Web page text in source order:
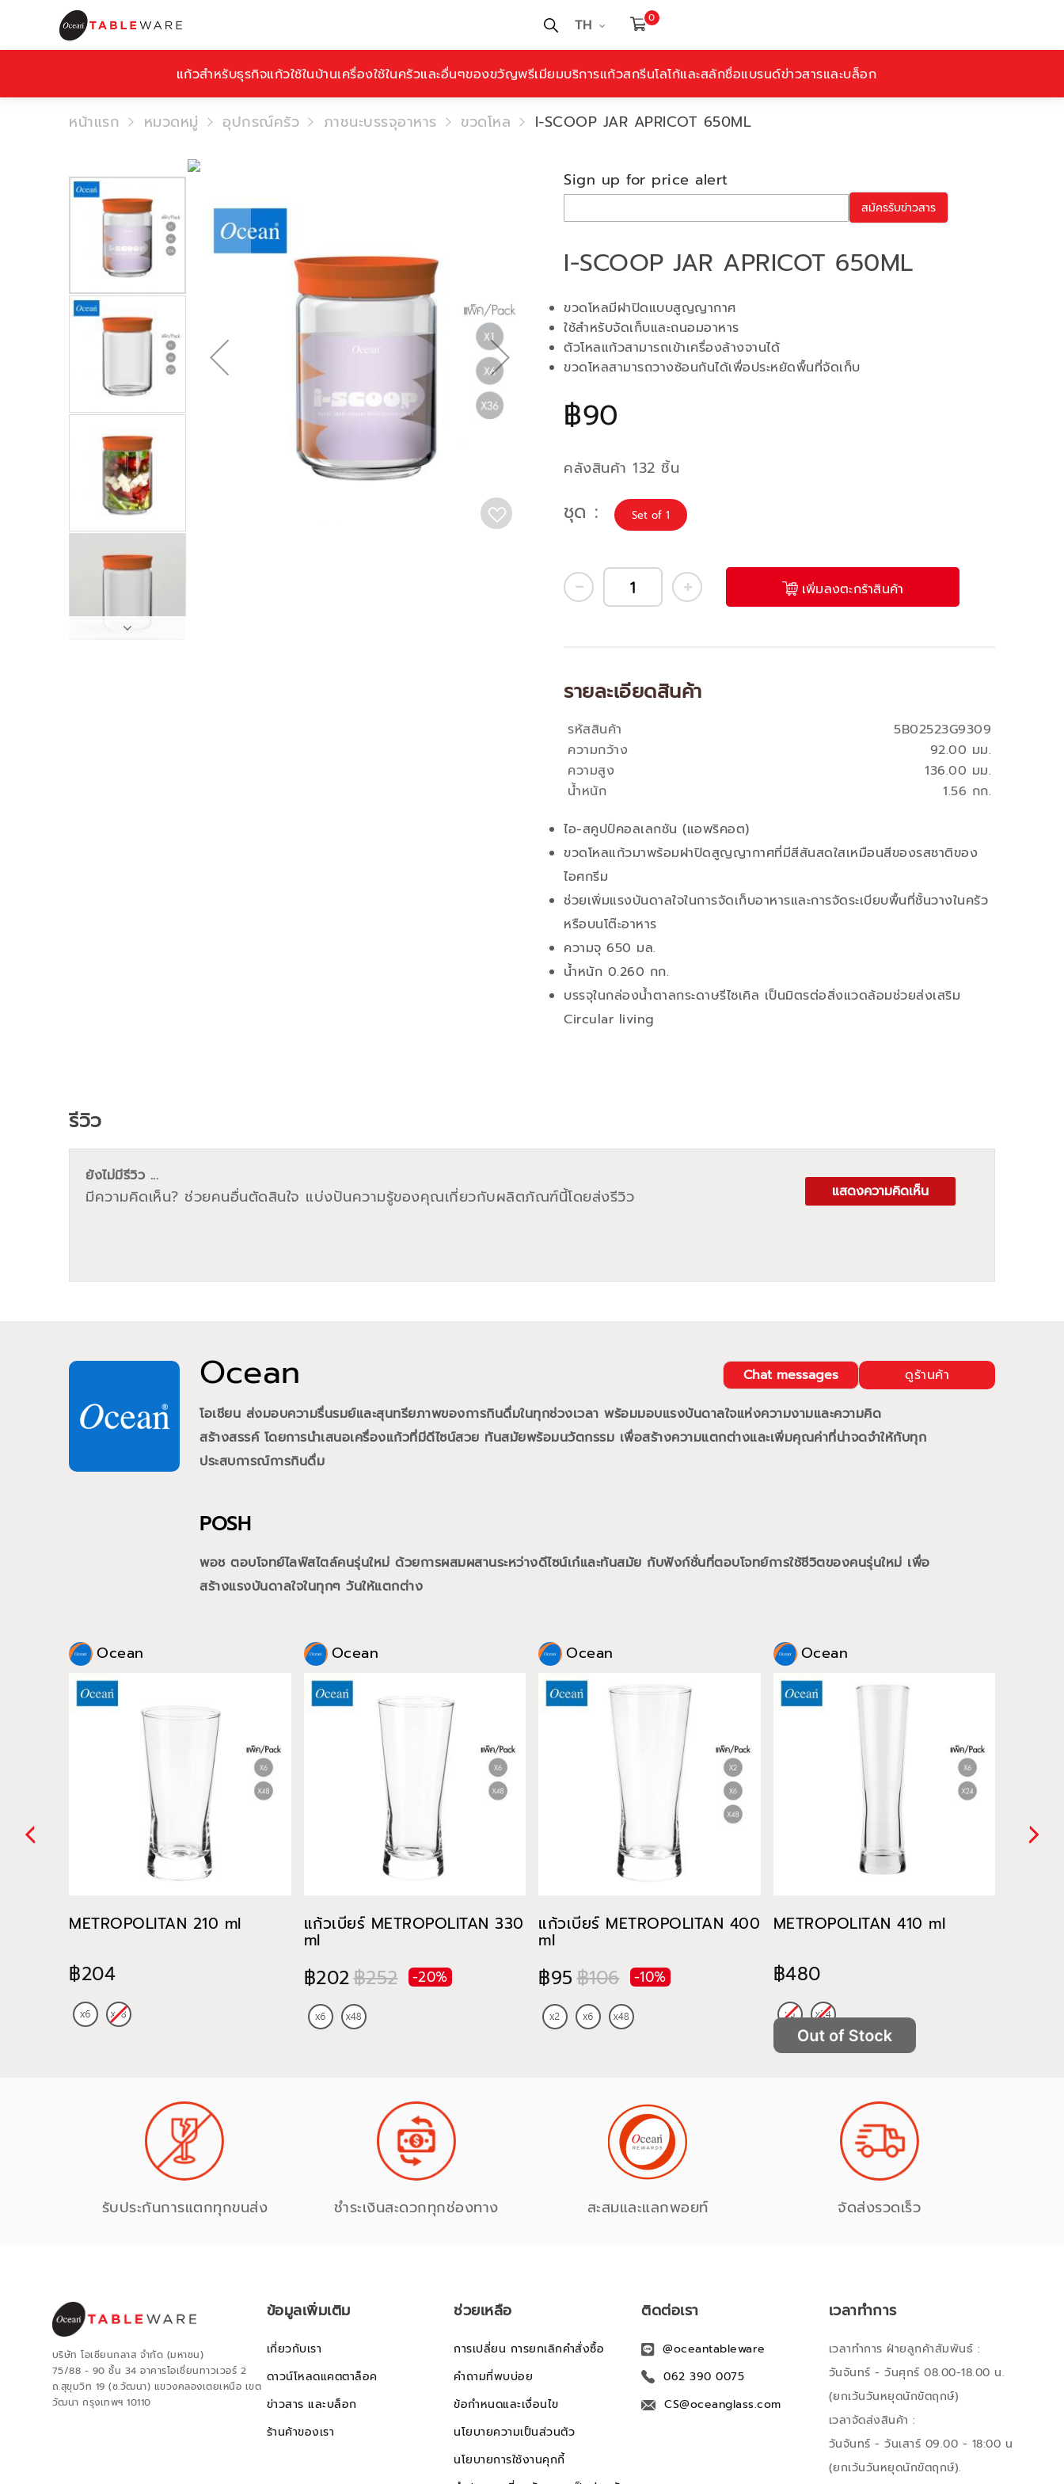
TH 0
แก้วสำหรับธุรกิจแก้วใช้ในบ้านเครื่องใช้ในครัวและอื่นๆของขวัญพรีเมียมบริการแก้วสกรีนโลโก้และสลักชื่อแบรนด์ข่าวสารและบล็อก
หน้าแรก หมวดหมู่ อุปกรณ์ครัว ภาชนะบรรจุอาหาร ขวดโหล I-SCOOP JAR APRICOT 650ML
I-SCOOP JAR APRICOT 650ML
฿90
คลังสินค้า 132 ชิ้น
ขวดโหลมีฝาปิดแบบสูญญากาศ
ใช้สำหรับจัดเก็บและถนอมอาหาร
ตัวโหลแก้วสามารถเข้าเครื่องล้างจานได้
ขวดโหลสามารถวางซ้อนกันได้เพื่อประหยัดพื้นที่จัดเก็บ
Sign up for price alert
สมัครรับข่าวสาร
ชุด Set of 1
เพิ่มลงตะกร้าสินค้า
ไอ-สคูปป์คอลเลกชัน (แอพริคอต)
ขวดโหลแก้วมาพร้อมฝาปิดสูญญากาศที่มีสีสันสดใสเหมือนสีของรสชาติของ
ไอศกรีม
ช่วยเพิ่มแรงบันดาลใจในการจัดเก็บอาหารและการจัดระเบียบพื้นที่ชั้นวางในครัว
หรือบนโต๊ะอาหาร
ความจุ 650 มล.
น้ำหนัก 0.260 กก.
บรรจุในกล่องน้ำตาลกระดาษรีไซเคิล เป็นมิตรต่อสิ่งแวดล้อมช่วยส่งเสริม
Circular living
รายละเอียดสินค้า
คุณสมบัติ
ความสูง 136.00 มม.
รหัสสินค้า 5B02523G9309
น้ำหนัก 1.56 กก.
ความกว้าง 92.00 มม.
Ocean ดูร้านค้า
Chat messages
โอเชียน ส่งมอบความรื่นรมย์และสุนทรียภาพของการกินดื่มในทุกช่วงเวลา พร้อมมอบแรงบันดาลใจแห่งความงามและความคิด
สร้างสรรค์ โดยการนำเสนอเครื่องแก้วที่มีดีไซน์สวย ทันสมัยพร้อมนวัตกรรม เพื่อสร้างความแตกต่างและเพิ่มคุณค่าที่น่าจดจำให้กับทุก
ประสบการณ์การกินดื่ม
POSH
พอช ตอบโจทย์ไลฟ์สไตล์คนรุ่นใหม่ ด้วยการผสมผสานระหว่างดีไซน์เก๋และทันสมัย กับฟังก์ชั่นที่ตอบโจทย์การใช้ชีวิตของคนรุ่นใหม่ เพื่อ
สร้างแรงบันดาลใจในทุกๆ วันให้แตกต่าง
Ocean
METROPOLITAN 210 ml
฿204
Ocean
แก้วเบียร์ METROPOLITAN 330
ml
฿202฿252 -20%
Ocean
แก้วเบียร์ METROPOLITAN 400
ml
฿95฿106 -10%
Ocean
METROPOLITAN 410 ml
฿480
รีวิว
ยังไม่มีรีวิว ...
มีความคิดเห็น? ช่วยคนอื่นตัดสินใจ แบ่งปันความรู้ของคุณเกี่ยวกับผลิตภัณฑ์นี้โดยส่งรีวิว แสดงความคิดเห็น
รับประกันการแตกทุกขนส่ง ชำระเงินสะดวกทุกช่องทาง สะสมและแลกพอยท์ จัดส่งรวดเร็ว
บริษัท โอเชียนกลาส จำกัด (มหาชน)
75/88 - 90 ชั้น 34 อาคารโอเชี่ยนทาวเวอร์ 2
ถ.สุขุมวิท 19 (ซ.วัฒนา) แขวงคลองเตยเหนือ เขต
วัฒนา กรุงเทพฯ 10110
ข้อมูลเพิ่มเติม
เกี่ยวกับเรา
ดาวน์โหลดแคตตาล็อค
ข่าวสาร และบล็อก
ร้านค้าของเรา
ช่วยเหลือ
การเปลี่ยน การยกเลิกคำสั่งซื้อ
คำถามที่พบบ่อย
ข้อกำหนดและเงื่อนไข
นโยบายความเป็นส่วนตัว
นโยบายการใช้งานคุกกี้
ติดต่อเรา
@oceantableware
062 390 0075
CS@oceanglass.com
เวลาทำการ
เวลาทำการ ฝ่ายลูกค้าสัมพันธ์ :
วันจันทร์ - วันศุกร์ 08.00-18.00 น.
(ยกเว้นวันหยุดนักขัตฤกษ์)
เวลาจัดส่งสินค้า :
วันจันทร์ - วันเสาร์ 09.00 - 18:00 น
(ยกเว้นวันหยุดนักขัตฤกษ์).